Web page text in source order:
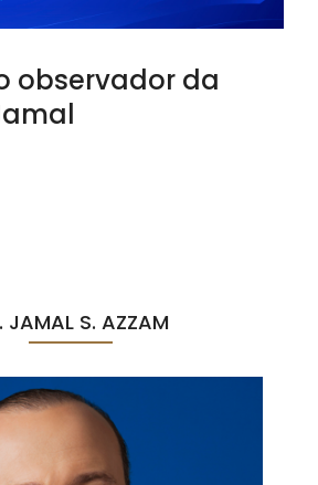
observador da
JAMAL S. AZZAM